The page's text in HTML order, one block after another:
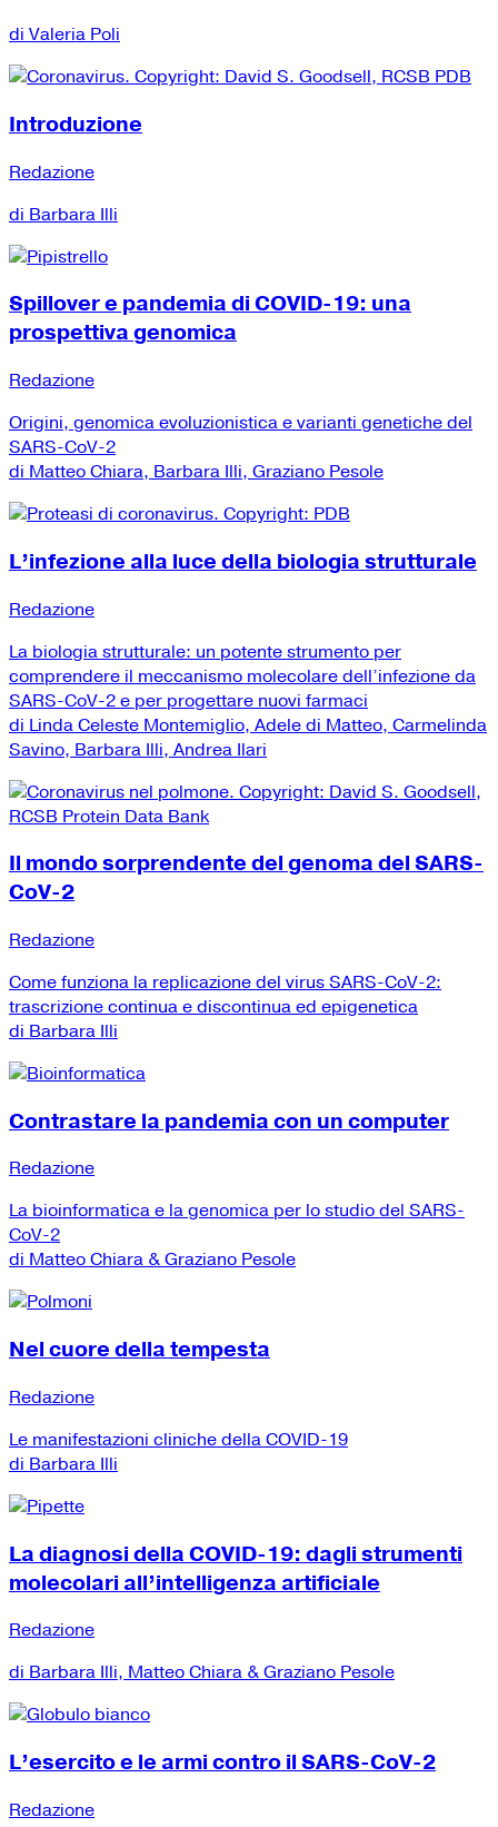
di Valeria Poli
Introduzione
Redazione
di Barbara Illi
Spillover e pandemia di COVID-19: una
prospettiva genomica
Redazione
Origini, genomica evoluzionistica e varianti genetiche del
SARS-CoV-2
di Matteo Chiara, Barbara Illi, Graziano Pesole
L’infezione alla luce della biologia strutturale
Redazione
La biologia strutturale: un potente strumento per
comprendere il meccanismo molecolare dell’infezione da
SARS-CoV-2 e per progettare nuovi farmaci
di Linda Celeste Montemiglio, Adele di Matteo, Carmelinda
Savino, Barbara Illi, Andrea Ilari
Il mondo sorprendente del genoma del SARS-
CoV-2
Redazione
Come funziona la replicazione del virus SARS-CoV-2:
trascrizione continua e discontinua ed epigenetica
di Barbara Illi
Contrastare la pandemia con un computer
Redazione
La bioinformatica e la genomica per lo studio del SARS-
CoV-2
di Matteo Chiara & Graziano Pesole
Nel cuore della tempesta
Redazione
Le manifestazioni cliniche della COVID-19
di Barbara Illi
La diagnosi della COVID-19: dagli strumenti
molecolari all’intelligenza artificiale
Redazione
di Barbara Illi, Matteo Chiara & Graziano Pesole
L’esercito e le armi contro il SARS-CoV-2
Redazione